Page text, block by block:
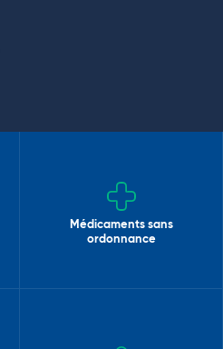
Médicaments sans
ordonnance